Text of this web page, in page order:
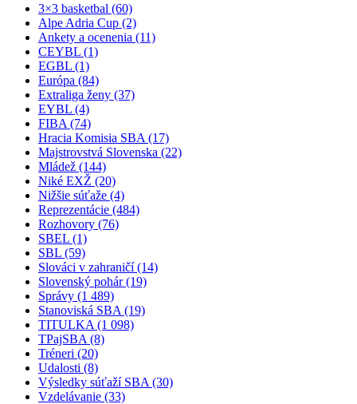
3×3 basketbal (60)
Alpe Adria Cup (2)
Ankety a ocenenia (11)
CEYBL (1)
EGBL (1)
Európa (84)
Extraliga ženy (37)
EYBL (4)
FIBA (74)
Hracia Komisia SBA (17)
Majstrovstvá Slovenska (22)
Mládež (144)
Niké EXŽ (20)
Nižšie súťaže (4)
Reprezentácie (484)
Rozhovory (76)
SBEL (1)
SBL (59)
Slováci v zahraničí (14)
Slovenský pohár (19)
Správy (1 489)
Stanoviská SBA (19)
TITULKA (1 098)
TPajSBA (8)
Tréneri (20)
Udalosti (8)
Výsledky súťaží SBA (30)
Vzdelávanie (33)